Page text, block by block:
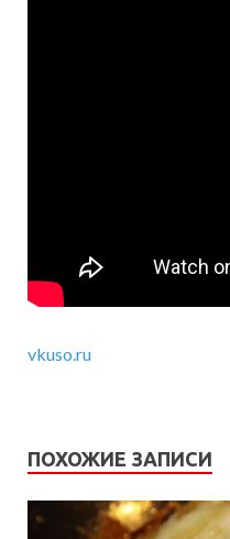
vkuso.ru
ПОХОЖИЕ ЗАПИСИ